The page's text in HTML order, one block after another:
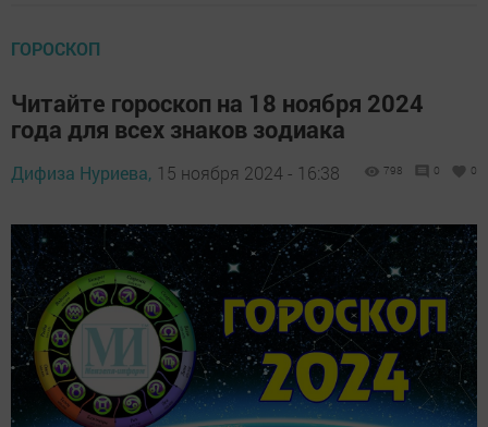
ГОРОСКОП
Читайте гороскоп на 18 ноября 2024
года для всех знаков зодиака
Дифиза Нуриева, 15 ноября 2024 - 16:38 798 0 0